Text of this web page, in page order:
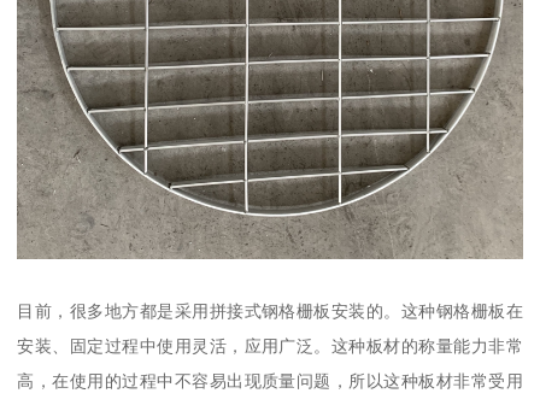
目前，很多地方都是采用拼接式钢格栅板安装的。这种钢格栅板在
安装、固定过程中使用灵活，应用广泛。这种板材的称量能力非常
高，在使用的过程中不容易出现质量问题，所以这种板材非常受用